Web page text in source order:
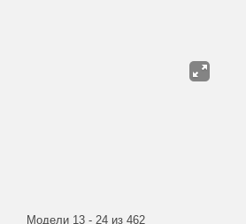
Модели 13 - 24 из 462